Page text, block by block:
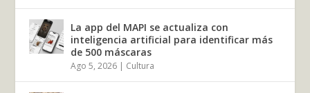
La app del MAPI se actualiza con
inteligencia artificial para identificar más
de 500 máscaras
Ago 5, 2026 | Cultura